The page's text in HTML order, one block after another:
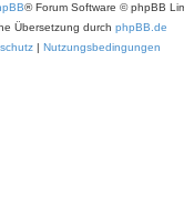
® Forum Software © phpBB
Übersetzung durch phpBB.de
| Nutzungsbedingungen